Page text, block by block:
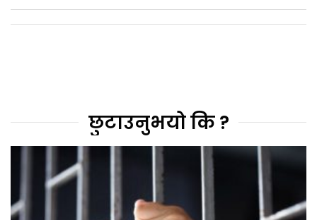
छुटाउनुभयो कि ?